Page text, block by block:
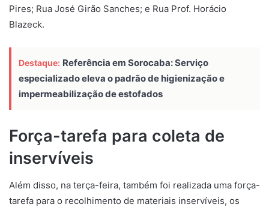
Pires; Rua José Girão Sanches; e Rua Prof. Horácio
Blazeck.
Destaque: Referência em Sorocaba: Serviço
especializado eleva o padrão de higienização e
impermeabilização de estofados
Força-tarefa para coleta de
inservíveis
Além disso, na terça-feira, também foi realizada uma força-
tarefa para o recolhimento de materiais inservíveis, os